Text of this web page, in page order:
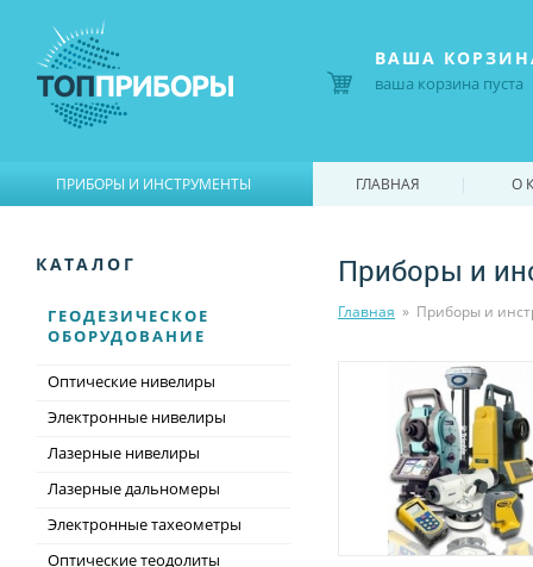
Приборы и
Главная » Приборы и
КАТАЛОГ
ГЕОДЕЗИЧЕСКОЕ
ОБОРУДОВАНИЕ
Оптические нивелиры
Электронные нивелиры
Лазерные нивелиры
Лазерные дальномеры
Электронные тахеометры
Оптические теодолиты
ВАША
ваша корзина пуста
ПРИБОРЫ И ИНСТРУМЕНТЫ ГЛАВНАЯ | О